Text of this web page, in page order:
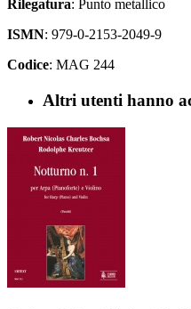
Rilegatura: Punto metallico
ISMN: 979-0-2153-2049-9
Codice: MAG 244
Altri utenti hanno